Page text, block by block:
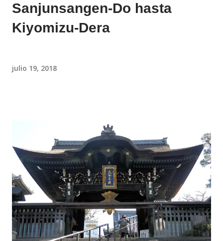
Sanjunsangen-Do hasta
Kiyomizu-Dera
julio 19, 2018